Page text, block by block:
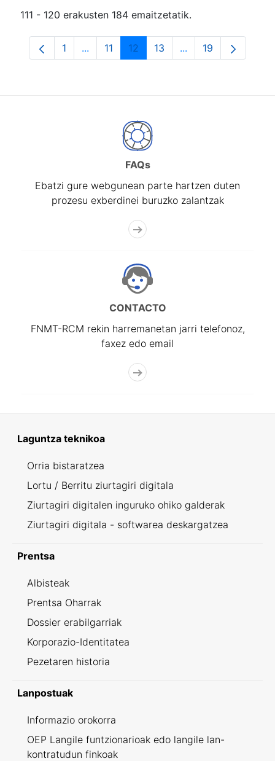
111 - 120 erakusten 184 emaitzetatik.
Orrialdea
1 ...Intermediate Pages Use TAB to navigate.
Orrialdea
11 Orrialdea
12 Orrialdea
13 ...Intermediate
Orrialdea
19
FAQs
Ebatzi gure webgunean parte hartzen duten
prozesu exberdinei buruzko zalantzak
CONTACTO
FNMT-RCM rekin harremanetan jarri telefonoz,
faxez edo email
Laguntza teknikoa
Orria bistaratzea
Lortu / Berritu ziurtagiri digitala
Ziurtagiri digitalen inguruko ohiko galderak
Ziurtagiri digitala - softwarea deskargatzea
Prentsa
Albisteak
Prentsa Oharrak
Dossier erabilgarriak
Korporazio-Identitatea
Pezetaren historia
Lanpostuak
Informazio orokorra
OEP Langile funtzionarioak edo langile lan-
kontratudun finkoak